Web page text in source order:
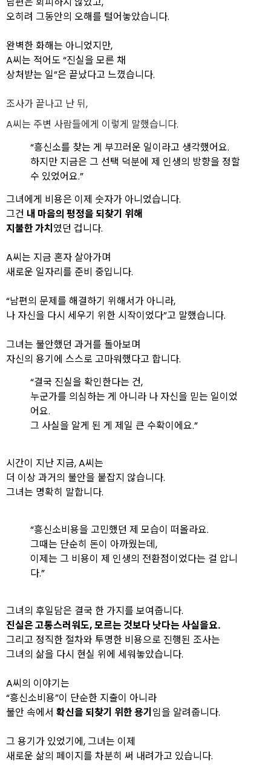
오히려 그동안의 오해를 털어놓았습니다.
완벽한 화해는 아니었지만,
A씨는 적어도 “진실을 모른 채
상처받는 일”은 끝났다고 느꼈습니다.
조사가 끝나고 난 뒤,
A씨는 주변 사람들에게 이렇게 말했습니다.
“흥신소를 찾는 게 부끄러운 일이라고 생각했어요.
하지만 지금은 그 선택 덕분에 제 인생의 방향을 정할
수 있었어요.”
그녀에게 비용은 이제 숫자가 아니었습니다.
그건 내 마음의 평정을 되찾기 위해
지불한 가치였던 겁니다.
A씨는 지금 혼자 살아가며
새로운 일자리를 준비 중입니다.
“남편의 문제를 해결하기 위해서가 아니라,
나 자신을 다시 세우기 위한 시작이었다”고 말했습니다.
그녀는 불안했던 과거를 돌아보며
자신의 용기에 스스로 고마워했다고 합니다.
“결국 진실을 확인한다는 건,
누군가를 의심하는 게 아니라 나 자신을 믿는 일이었
어요.
그 사실을 알게 된 게 제일 큰 수확이에요.”
시간이 지난 지금, A씨는
더 이상 과거의 불안을 붙잡지 않습니다.
그녀는 명확히 말합니다.
“흥신소비용을 고민했던 제 모습이 떠올라요.
그때는 단순히 돈이 아까웠는데,
이제는 그 비용이 제 인생의 전환점이었다는 걸 압니
다.”
그녀의 후일담은 결국 한 가지를 보여줍니다.
진실은 고통스러워도, 모르는 것보다 낫다는 사실을요.
그리고 정직한 절차와 투명한 비용으로 진행된 조사는
그녀의 삶을 다시 현실 위에 세워놓았습니다.
A씨의 이야기는
“흥신소비용”이 단순한 지출이 아니라
불안 속에서 확신을 되찾기 위한 용기임을 알려줍니다.
그 용기가 있었기에, 그녀는 이제
새로운 삶의 페이지를 차분히 써 내려가고 있습니다.